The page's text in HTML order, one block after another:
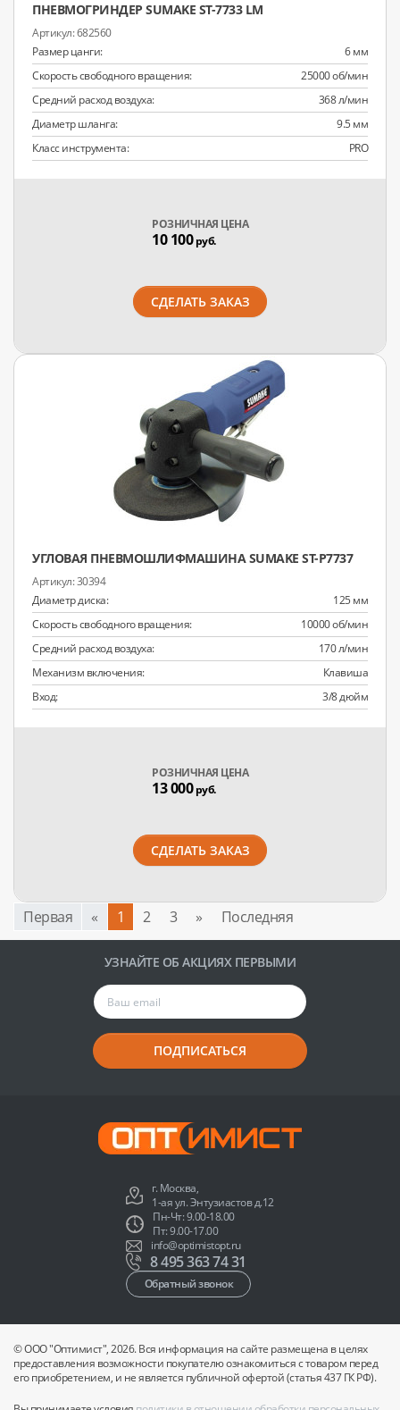
ПНЕВМОГРИНДЕР SUMAKE ST-7733 LM
682560
Размер цанги:
6 мм
Скорость свободного вращения:
25000 об/мин
Средний расход воздуха:
368 л/мин
Диаметр шланга:
9.5 мм
Класс инструмента:
PRO
РОЗНИЧНАЯ ЦЕНА
10 100руб.
СДЕЛАТЬ ЗАКАЗ
УГЛОВАЯ ПНЕВМОШЛИФМАШИНА SUMAKE ST-P7737
30394
Диаметр диска:
125 мм
Скорость свободного вращения:
10000 об/мин
Средний расход воздуха:
170 л/мин
Механизм включения:
Клавиша
Вход:
3/8 дюйм
РОЗНИЧНАЯ ЦЕНА
13 000руб.
СДЕЛАТЬ ЗАКАЗ
Первая « 1 2 3 » Последняя
УЗНАЙТЕ ОБ АКЦИЯХ ПЕРВЫМИ
ПОДПИСАТЬСЯ
г. Москва,
1-ая ул. Энтузиастов д.12
Пн-Чт: 9.00-18.00
Пт: 9.00-17.00
info@optimistopt.ru
8 495 363 74 31
Обратный звонок
© ООО "Оптимист", 2026. Вся информация на сайте размещена в целях
предоставления возможности покупателю ознакомиться с товаром перед
его приобретением, и не является публичной офертой (статья 437 ГК РФ).